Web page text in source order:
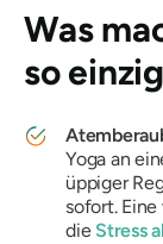
Was
so
Yoga an
üppiger
sofort.
die Stress